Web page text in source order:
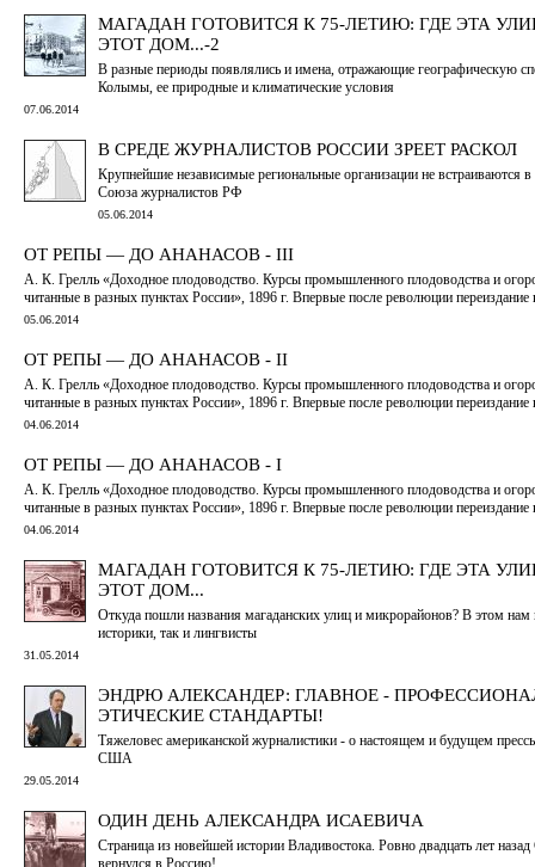
МАГАДАН ГОТОВИТСЯ К 75-ЛЕТИЮ: ГДЕ ЭТА
ЭТОТ ДОМ...-2
В разные периоды появлялись и имена, отражающие географическую
Колымы, ее природные и климатические условия
07.06.2014
В СРЕДЕ ЖУРНАЛИСТОВ РОССИИ ЗРЕЕТ РАСКОЛ
Крупнейшие независимые региональные организации не встраиваются в
Союза журналистов РФ
05.06.2014
ОТ РЕПЫ — ДО АНАНАСОВ - III
А. К. Грелль «Доходное плодоводство. Курсы промышленного плодоводства и
читанные в разных пунктах России», 1896 г. Впервые после революции переиздание
05.06.2014
ОТ РЕПЫ — ДО АНАНАСОВ - II
А. К. Грелль «Доходное плодоводство. Курсы промышленного плодоводства и
читанные в разных пунктах России», 1896 г. Впервые после революции переиздание
04.06.2014
ОТ РЕПЫ — ДО АНАНАСОВ - I
А. К. Грелль «Доходное плодоводство. Курсы промышленного плодоводства и
читанные в разных пунктах России», 1896 г. Впервые после революции переиздание
04.06.2014
МАГАДАН ГОТОВИТСЯ К 75-ЛЕТИЮ: ГДЕ ЭТА
ЭТОТ ДОМ...
Откуда пошли названия магаданских улиц и микрорайонов? В этом нам
историки, так и лингвисты
31.05.2014
ЭНДРЮ АЛЕКСАНДЕР: ГЛАВНОЕ -
ЭТИЧЕСКИЕ СТАНДАРТЫ!
Тяжеловес американской журналистики - о настоящем и будущем
США
29.05.2014
ОДИН ДЕНЬ АЛЕКСАНДРА ИСАЕВИЧА
Страница из новейшей истории Владивостока. Ровно двадцать лет
вернулся в Россию!